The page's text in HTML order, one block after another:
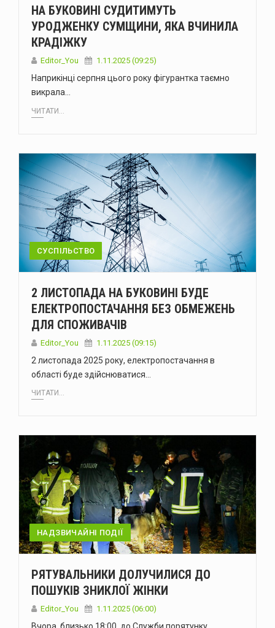
НА БУКОВИНІ СУДИТИМУТЬ
УРОДЖЕНКУ СУМЩИНИ, ЯКА ВЧИНИЛА
КРАДІЖКУ
Editor_You 1.11.2025 (09:25)
Наприкінці серпня цього року фігурантка таємно
викрала…
ЧИТАТИ...
СУСПІЛЬСТВО
2 ЛИСТОПАДА НА БУКОВИНІ БУДЕ
ЕЛЕКТРОПОСТАЧАННЯ БЕЗ ОБМЕЖЕНЬ
ДЛЯ СПОЖИВАЧІВ
Editor_You 1.11.2025 (09:15)
2 листопада 2025 року, електропостачання в
області буде здійснюватися…
ЧИТАТИ...
НАДЗВИЧАЙНІ ПОДІЇ
РЯТУВАЛЬНИКИ ДОЛУЧИЛИСЯ ДО
ПОШУКІВ ЗНИКЛОЇ ЖІНКИ
Editor_You 1.11.2025 (06:00)